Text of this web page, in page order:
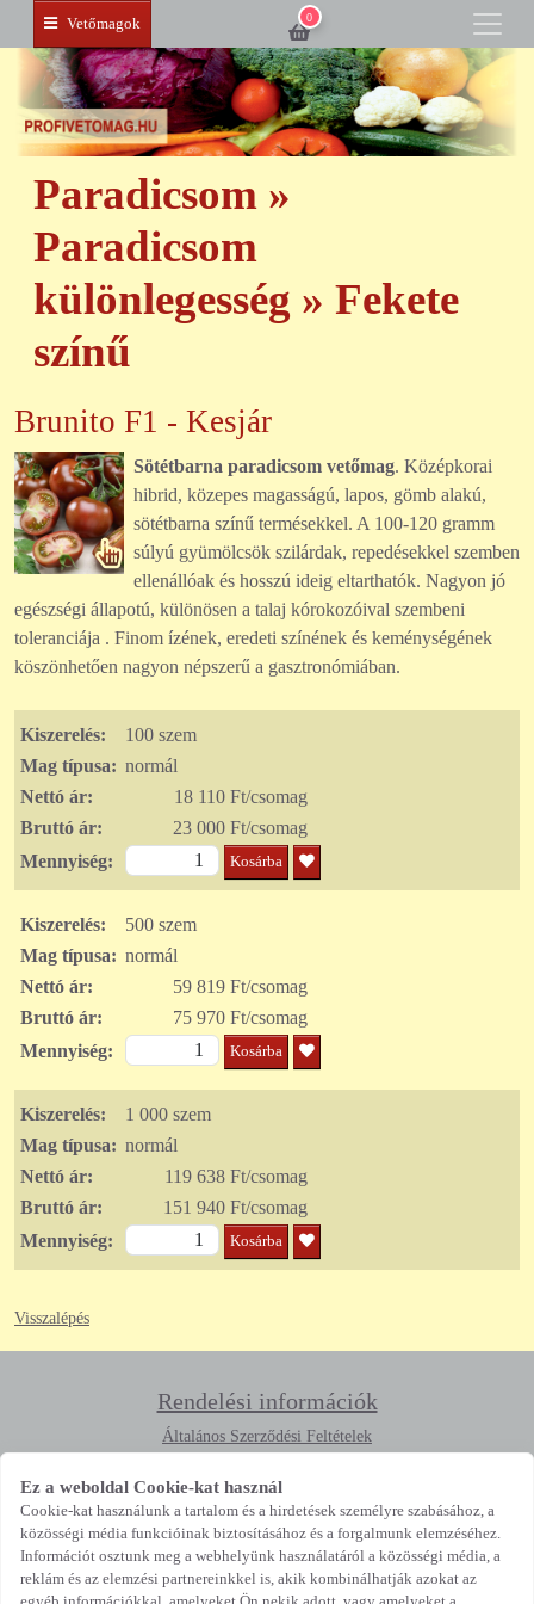
Vetőmagok 0
Paradicsom »
Paradicsom
különlegesség » Fekete
színű
Brunito F1 - Kesjár
Sötétbarna paradicsom vetőmag. Középkorai
hibrid, közepes magasságú, lapos, gömb alakú,
sötétbarna színű termésekkel. A 100-120 gramm
súlyú gyümölcsök szilárdak, repedésekkel szemben
ellenállóak és hosszú ideig eltarthatók. Nagyon jó
egészségi állapotú, különösen a talaj kórokozóival szembeni
toleranciája . Finom ízének, eredeti színének és keménységének
köszönhetően nagyon népszerű a gasztronómiában.
Kiszerelés:
100 szem
Mag típusa: normál
Nettó ár:
18 110 Ft/csomag
Bruttó ár:
23 000 Ft/csomag
Mennyiség:
Kosárba
Kiszerelés:
500 szem
Mag típusa: normál
Nettó ár:
59 819 Ft/csomag
Bruttó ár:
75 970 Ft/csomag
Mennyiség:
Kosárba
Kiszerelés:
1 000 szem
Mag típusa: normál
Nettó ár:
119 638 Ft/csomag
Bruttó ár:
151 940 Ft/csomag
Mennyiség:
Kosárba
Visszalépés
Rendelési információk
Általános Szerződési Feltételek
Rendeléstől való elállás
Elérhetőség
4400 Nyíregyháza, Búza tér 15.
vetomag@profivetomag.hu
Ez a weboldal Cookie-kat használ
Cookie-kat használunk a tartalom és a hirdetések személyre szabásához, a
közösségi média funkcióinak biztosításához és a forgalmunk elemzéséhez.
Információt osztunk meg a webhelyünk használatáról a közösségi média, a
reklám és az elemzési partnereinkkel is, akik kombinálhatják azokat az